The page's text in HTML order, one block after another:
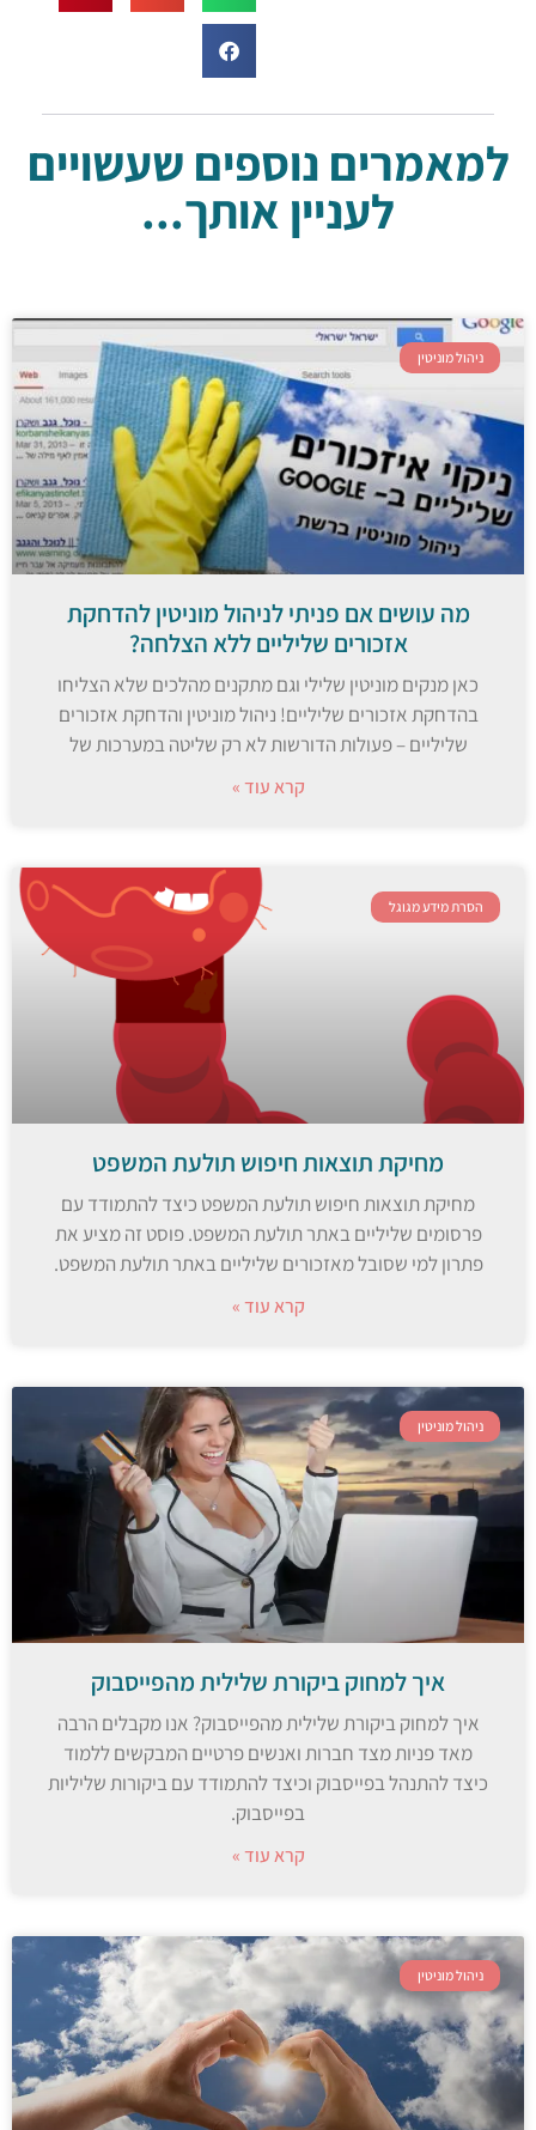
למאמרים נוספים שעשויים
לעניין אותך...
ניהול מוניטין
מה עושים אם פניתי לניהול מוניטין להדחקת
אזכורים שליליים ללא הצלחה?
כאן מנקים מוניטין שלילי וגם מתקנים מהלכים שלא הצליחו
בהדחקת אזכורים שליליים! ניהול מוניטין והדחקת אזכורים
שליליים – פעולות הדורשות לא רק שליטה במערכות של
קרא עוד »
הסרת מידע מגוגל
מחיקת תוצאות חיפוש תולעת המשפט
מחיקת תוצאות חיפוש תולעת המשפט כיצד להתמודד עם
פרסומים שליליים באתר תולעת המשפט. פוסט זה מציע את
פתרון למי שסובל מאזכורים שליליים באתר תולעת המשפט.
קרא עוד »
ניהול מוניטין
איך למחוק ביקורת שלילית מהפייסבוק
איך למחוק ביקורת שלילית מהפייסבוק? אנו מקבלים הרבה
מאד פניות מצד חברות ואנשים פרטיים המבקשים ללמוד
כיצד להתנהל בפייסבוק וכיצד להתמודד עם ביקורות שליליות
בפייסבוק.
קרא עוד »
ניהול מוניטין